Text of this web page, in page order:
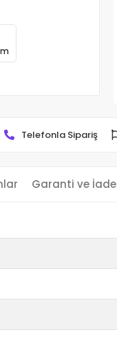
Telefonla Sipariş
Garanti ve İade